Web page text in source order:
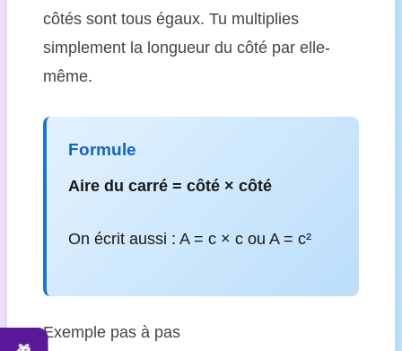
côtés sont tous égaux. Tu multiplies
simplement la longueur du côté par elle-
même.
Formule
Aire du carré = côté × côté
On écrit aussi : A = c × c ou A = c²
Exemple pas à pas